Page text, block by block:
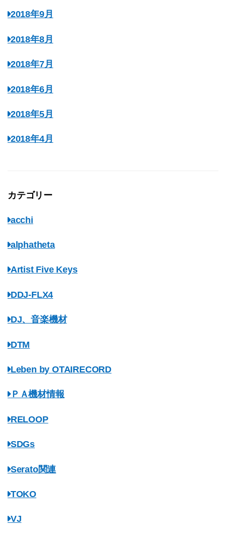
2018年9月
2018年8月
2018年7月
2018年6月
2018年5月
2018年4月
カテゴリー
acchi
alphatheta
Artist Five Keys
DDJ-FLX4
DJ、音楽機材
DTM
Leben by OTAIRECORD
ＰＡ機材情報
RELOOP
SDGs
Serato関連
TOKO
VJ